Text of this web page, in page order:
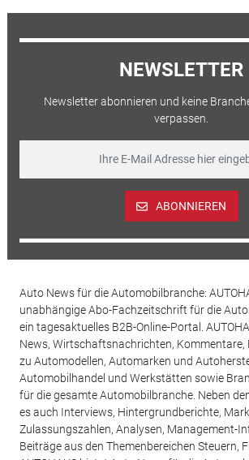
NEWSLETTER
Newsletter abonnieren und keine
verpassen.
ABONNIEREN
Auto News für die Automobilbranche:
unabhängige Abo-Fachzeitschrift für die
ein tagesaktuelles B2B-Online-Portal.
News, Wirtschaftsnachrichten, Kommentare,
zu Automodellen, Automarken und
Automobilhandel und Werkstätten sowie
für die gesamte Automobilbranche. Neben
es auch Interviews, Hintergrundberichte,
Zulassungszahlen, Analysen, Management-
Beiträge aus den Themenbereichen Steuern,